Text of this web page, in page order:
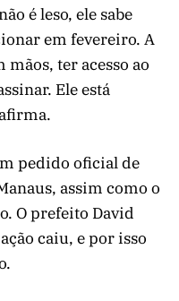
é leso, ele sabe
em fevereiro. A
mãos, ter acesso ao
Ele está
pedido oficial de
assim como o
O prefeito David
caiu, e por isso